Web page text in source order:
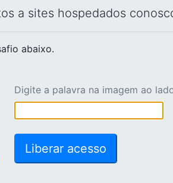
a sites hospedados
abaixo.
Digite a palavra na imagem ao